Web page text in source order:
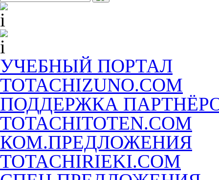
УЧЕБНЫЙ ПОРТАЛ
TOTACHIZUNO.COM
ПОДДЕРЖКА
TOTACHITOTEN.COM
КОМ.ПРЕДЛОЖЕНИЯ
TOTACHIRIEKI.COM